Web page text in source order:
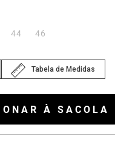
44 46
Tabela de Medidas
À SACOLA